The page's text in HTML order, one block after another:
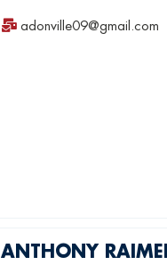
adonville09@gmail.com
ANTHONY